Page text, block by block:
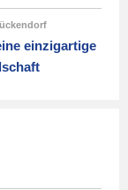
einzigartige